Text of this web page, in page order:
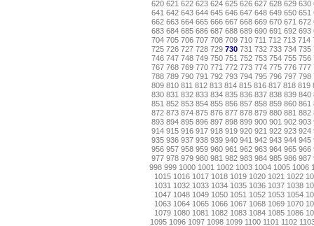
620 621 622 623 624 625 626 627 628 629 630
641 642 643 644 645 646 647 648 649 650 651
662 663 664 665 666 667 668 669 670 671 672
683 684 685 686 687 688 689 690 691 692 693
704 705 706 707 708 709 710 711 712 713 714
725 726 727 728 729 730 731 732 733 734 735
746 747 748 749 750 751 752 753 754 755 756
767 768 769 770 771 772 773 774 775 776 777
788 789 790 791 792 793 794 795 796 797 798
809 810 811 812 813 814 815 816 817 818 819
830 831 832 833 834 835 836 837 838 839 840
851 852 853 854 855 856 857 858 859 860 861
872 873 874 875 876 877 878 879 880 881 882
893 894 895 896 897 898 899 900 901 902 903
914 915 916 917 918 919 920 921 922 923 924
935 936 937 938 939 940 941 942 943 944 945
956 957 958 959 960 961 962 963 964 965 966
977 978 979 980 981 982 983 984 985 986 987
998 999 1000 1001 1002 1003 1004 1005 1006
1015 1016 1017 1018 1019 1020 1021 1022
1031 1032 1033 1034 1035 1036 1037 1038
1047 1048 1049 1050 1051 1052 1053 1054
1063 1064 1065 1066 1067 1068 1069 1070
1079 1080 1081 1082 1083 1084 1085 1086
1095 1096 1097 1098 1099 1100 1101 1102